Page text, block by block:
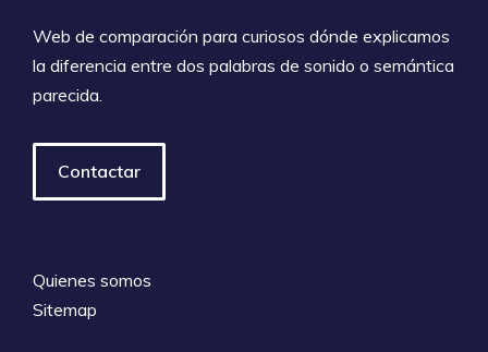
Web de comparación para curiosos dónde explicamos
la diferencia entre dos palabras de sonido o semántica
parecida.
Contactar
Quienes somos
Sitemap